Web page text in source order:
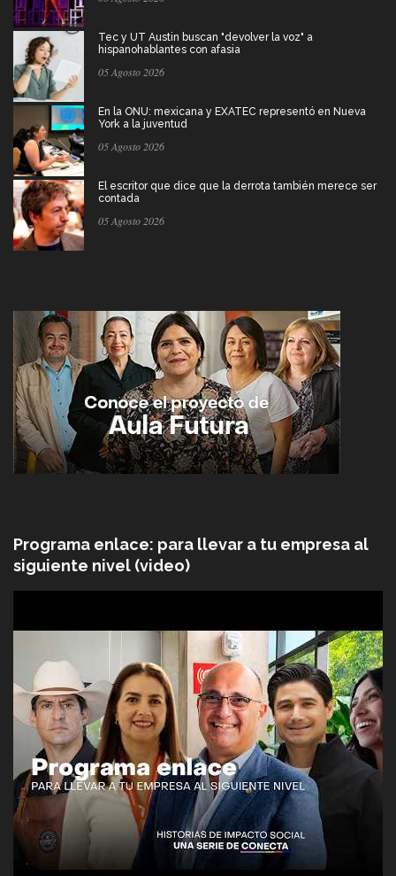
Tec y UT Austin buscan "devolver la voz" a
hispanohablantes con afasia
05 Agosto 2026
En la ONU: mexicana y EXATEC representó en Nueva
York a la juventud
05 Agosto 2026
El escritor que dice que la derrota también merece ser
contada
05 Agosto 2026
Programa enlace: para llevar a tu empresa al
siguiente nivel (video)